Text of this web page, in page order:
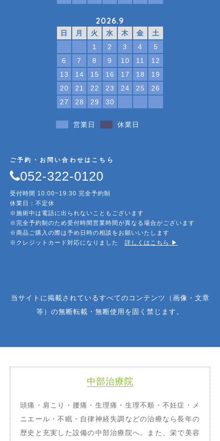
2026.9
日 月 火 水 木 金
土
1
2 3 4
5
6
7 8 9 10 11
12
13
14 15 16 17 18
19
20
21 22 23 24 25
26
27
28 29 30
営業日 休業日
ご予約・お問い合わせはこちら
052-322-0120
受付時間 10:00~19:30 完全予約制
休業日：不定休
※施術中は電話に出られないこともございます
※完全予約制のため受付時間営業時間が異なる場合がございます
※商品ご購入の際は予め日時の相談をお願いいたします
※クレジットカード対応になりました 詳しくはこちら ▶︎
当サイトに掲載されているすべてのコンテンツ（画像・文章
等）の無断転載・無断使用を固く禁じます。
中部治療院
頭痛・肩こり・腰痛・生理痛・生理不順・不妊症・メ
ニエール・不眠・自律神経失調などの治療なら長年の
歴史と充実した設備の中部治療院へ。また、栄で美容